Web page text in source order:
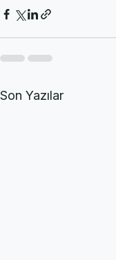
Çocuk ve Ergen Psikolojisi